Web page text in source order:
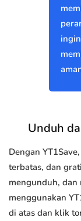
Unduh
Dengan
terbatas, dan
mengunduh, dan
menggunakan
di atas dan klik